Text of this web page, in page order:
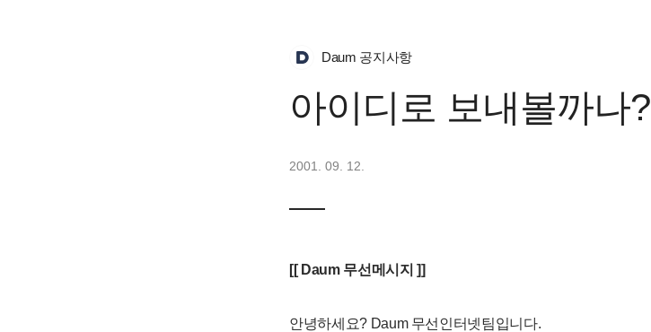
Daum 공지사항
아이디로 보내볼까나?
2001. 09. 12.
[[ Daum 무선메시지 ]]
안녕하세요? Daum 무선인터넷팀입니다.